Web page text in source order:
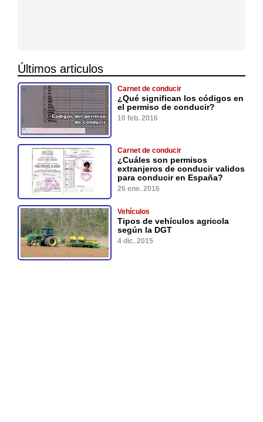
Últimos articulos
Carnet de conducir
¿Qué significan los códigos en
el permiso de conducir?
10 feb. 2016
Carnet de conducir
¿Cuáles son permisos
extranjeros de conducir validos
para conducir en España?
26 ene. 2016
Vehículos
Tipos de vehículos agricola
según la DGT
4 dic. 2015